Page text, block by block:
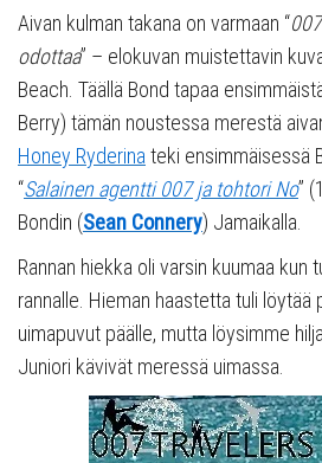
Aivan kulman takana on varmaan “
odottaa” – elokuvan muistettavin
Beach. Täällä Bond tapaa
Berry) tämän noustessa merestä
Honey Ryderina teki ensimmäisessä
“Salainen agentti 007 ja tohtori No”
Bondin (Sean Connery) Jamaikalla.
Rannan hiekka oli varsin kuumaa kun
rannalle. Hieman haastetta tuli löytää
uimapuvut päälle, mutta löysimme
Juniori kävivät meressä uimassa.